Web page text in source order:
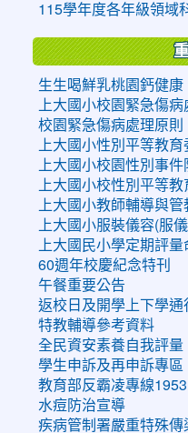
115學年度各年級領域
生生喝鮮乳桃園鈣健康
上大國小校園緊急傷
校園緊急傷病處理原則
上大國小性別平等教
上大國小校園性別事
上大國小校性別平等
上大國小教師輔導與
上大國小服裝儀容(服
上大國民小學定期評
60週年校慶紀念特刊
午餐重要公告
返校日及開學上下學
特教輔導參考資料
全民資安素養自我評量
學生申訴及再申訴專區
教育部反霸凌專線1953
水痘防治宣導
疾病管制署嚴重特殊傳